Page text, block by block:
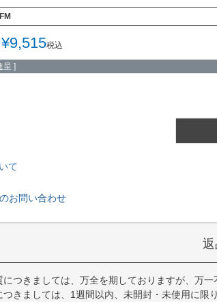
¥9,515税込
呈 ]
て
お問い合わせ
につきましては、万全を期しておりますが、万
きましては、1週間以内、未開封・未使用に限